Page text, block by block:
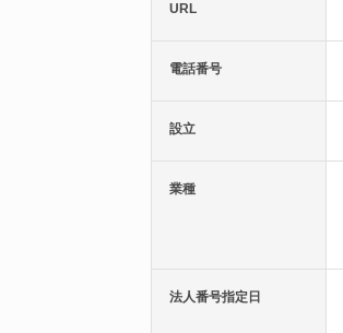
URL
電話番号
設立
業種
法人番号指定日